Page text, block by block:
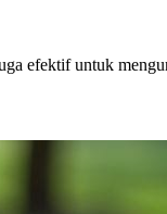
efektif untuk